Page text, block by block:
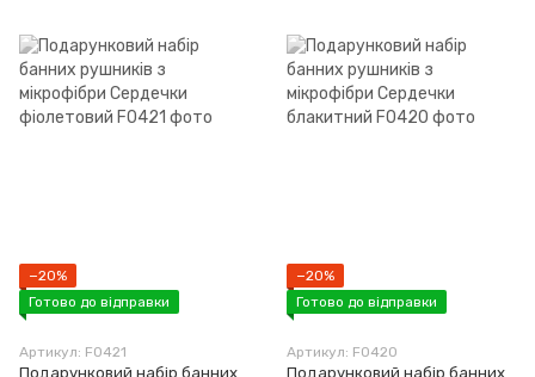
−20%
Готово до відправки
Артикул: F0421
Подарунковий набір банних
−20%
Готово до відправки
Артикул: F0420
Подарунковий набір банних